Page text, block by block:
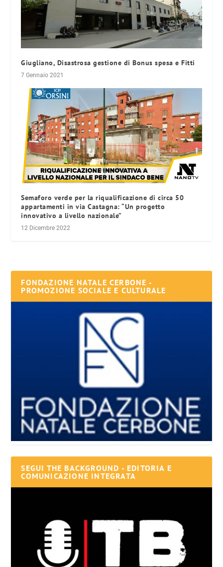
Giugliano, Disastrosa gestione di Bonus spesa e Fitti
7 Gennaio 2021
Semaforo verde per la riqualificazione di circa 50
appartamenti in via Castagna: “Un progetto
innovativo a livello nazionale”
12 Dicembre 2022
FONDAZIONE NATALE CERBONE -
PROMOZIONE SOCIALE E CULTURALE
SEGUI THE BACKGROUND - EDITORIA E
COMUNICAZIONE INTEGRATA